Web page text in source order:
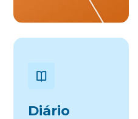
Diário